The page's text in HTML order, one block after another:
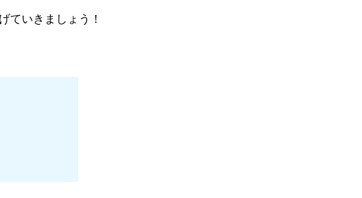
ていきましょう！